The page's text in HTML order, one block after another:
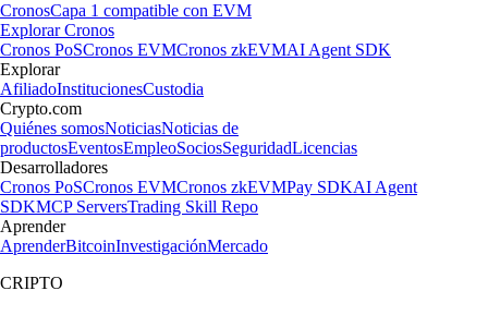
CronosCapa 1 compatible con EVM
Explorar Cronos
Cronos PoSCronos EVMCronos zkEVMAI Agent SDK
Explorar
AfiliadoInstitucionesCustodia
Crypto.com
Quiénes somosNoticiasNoticias de
productosEventosEmpleoSociosSeguridadLicencias
Desarrolladores
Cronos PoSCronos EVMCronos zkEVMPay SDKAI Agent
SDKMCP ServersTrading Skill Repo
Aprender
AprenderBitcoinInvestigaciónMercado
CRIPTO